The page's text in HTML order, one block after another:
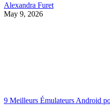
Alexandra Furet
May 9, 2026
9 Meilleurs Émulateurs Android